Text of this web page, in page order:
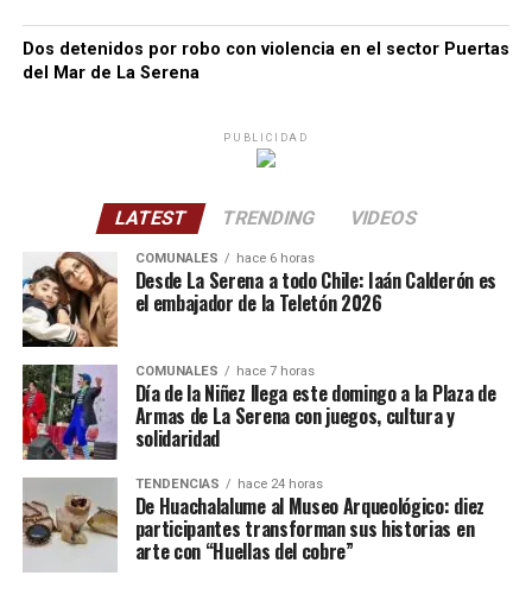
Dos detenidos por robo con violencia en el sector Puertas
del Mar de La Serena
PUBLICIDAD
LATEST TRENDING VIDEOS
COMUNALES hace 6 horas
Desde La Serena a todo Chile: Iaán Calderón es
el embajador de la Teletón 2026
COMUNALES hace 7 horas
Día de la Niñez llega este domingo a la Plaza de
Armas de La Serena con juegos, cultura y
solidaridad
TENDENCIAS hace 24 horas
De Huachalalume al Museo Arqueológico: diez
participantes transforman sus historias en
arte con “Huellas del cobre”